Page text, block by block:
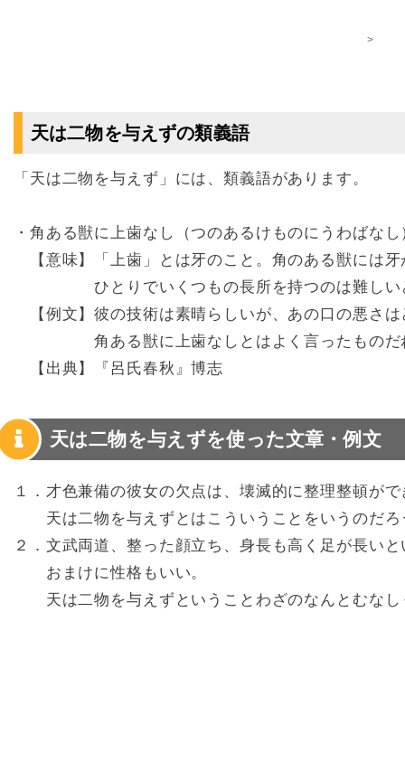
>
天は二物を与えずの類義語
「天は二物を与えず」には、類義語があります。
・角ある獣に上歯なし（つのあるけものにうわばなし
【意味】「上歯」とは牙のこと。角のある獣には牙
ひとりでいくつもの長所を持つのは難しいと
【例文】彼の技術は素晴らしいが、あの口の悪さは
角ある獣に上歯なしとはよく言ったものだ
【出典】『呂氏春秋』博志
天は二物を与えずを使った文章・例文
１．才色兼備の彼女の欠点は、壊滅的に整理整頓が
天は二物を与えずとはこういうことをいうのだろ
２．文武両道、整った顔立ち、身長も高く足が長い
おまけに性格もいい。
天は二物を与えずということわざのなんとむなし